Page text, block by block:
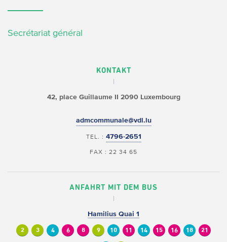
Secrétariat général
KONTAKT
42, place Guillaume II 2090 Luxembourg
admcommunale@vdl.lu
TEL. : 4796-2651
FAX : 22 34 65
ANFAHRT MIT DEM BUS
Hamilius Quai 1
2 3 4 6 8 9 10 11 14 15 16 18 21